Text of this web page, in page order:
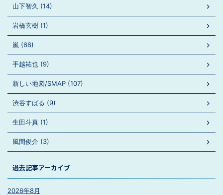
山下智久 (14)
岩橋玄樹 (1)
嵐 (68)
手越祐也 (9)
新しい地図/SMAP (107)
渋谷すばる (9)
生田斗真 (1)
風間俊介 (3)
過去記事アーカイブ
2026年8月